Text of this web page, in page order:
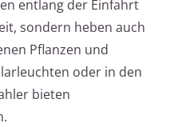
entlang der Einfahrt
sondern heben auch
Pflanzen und
oder in den
bieten